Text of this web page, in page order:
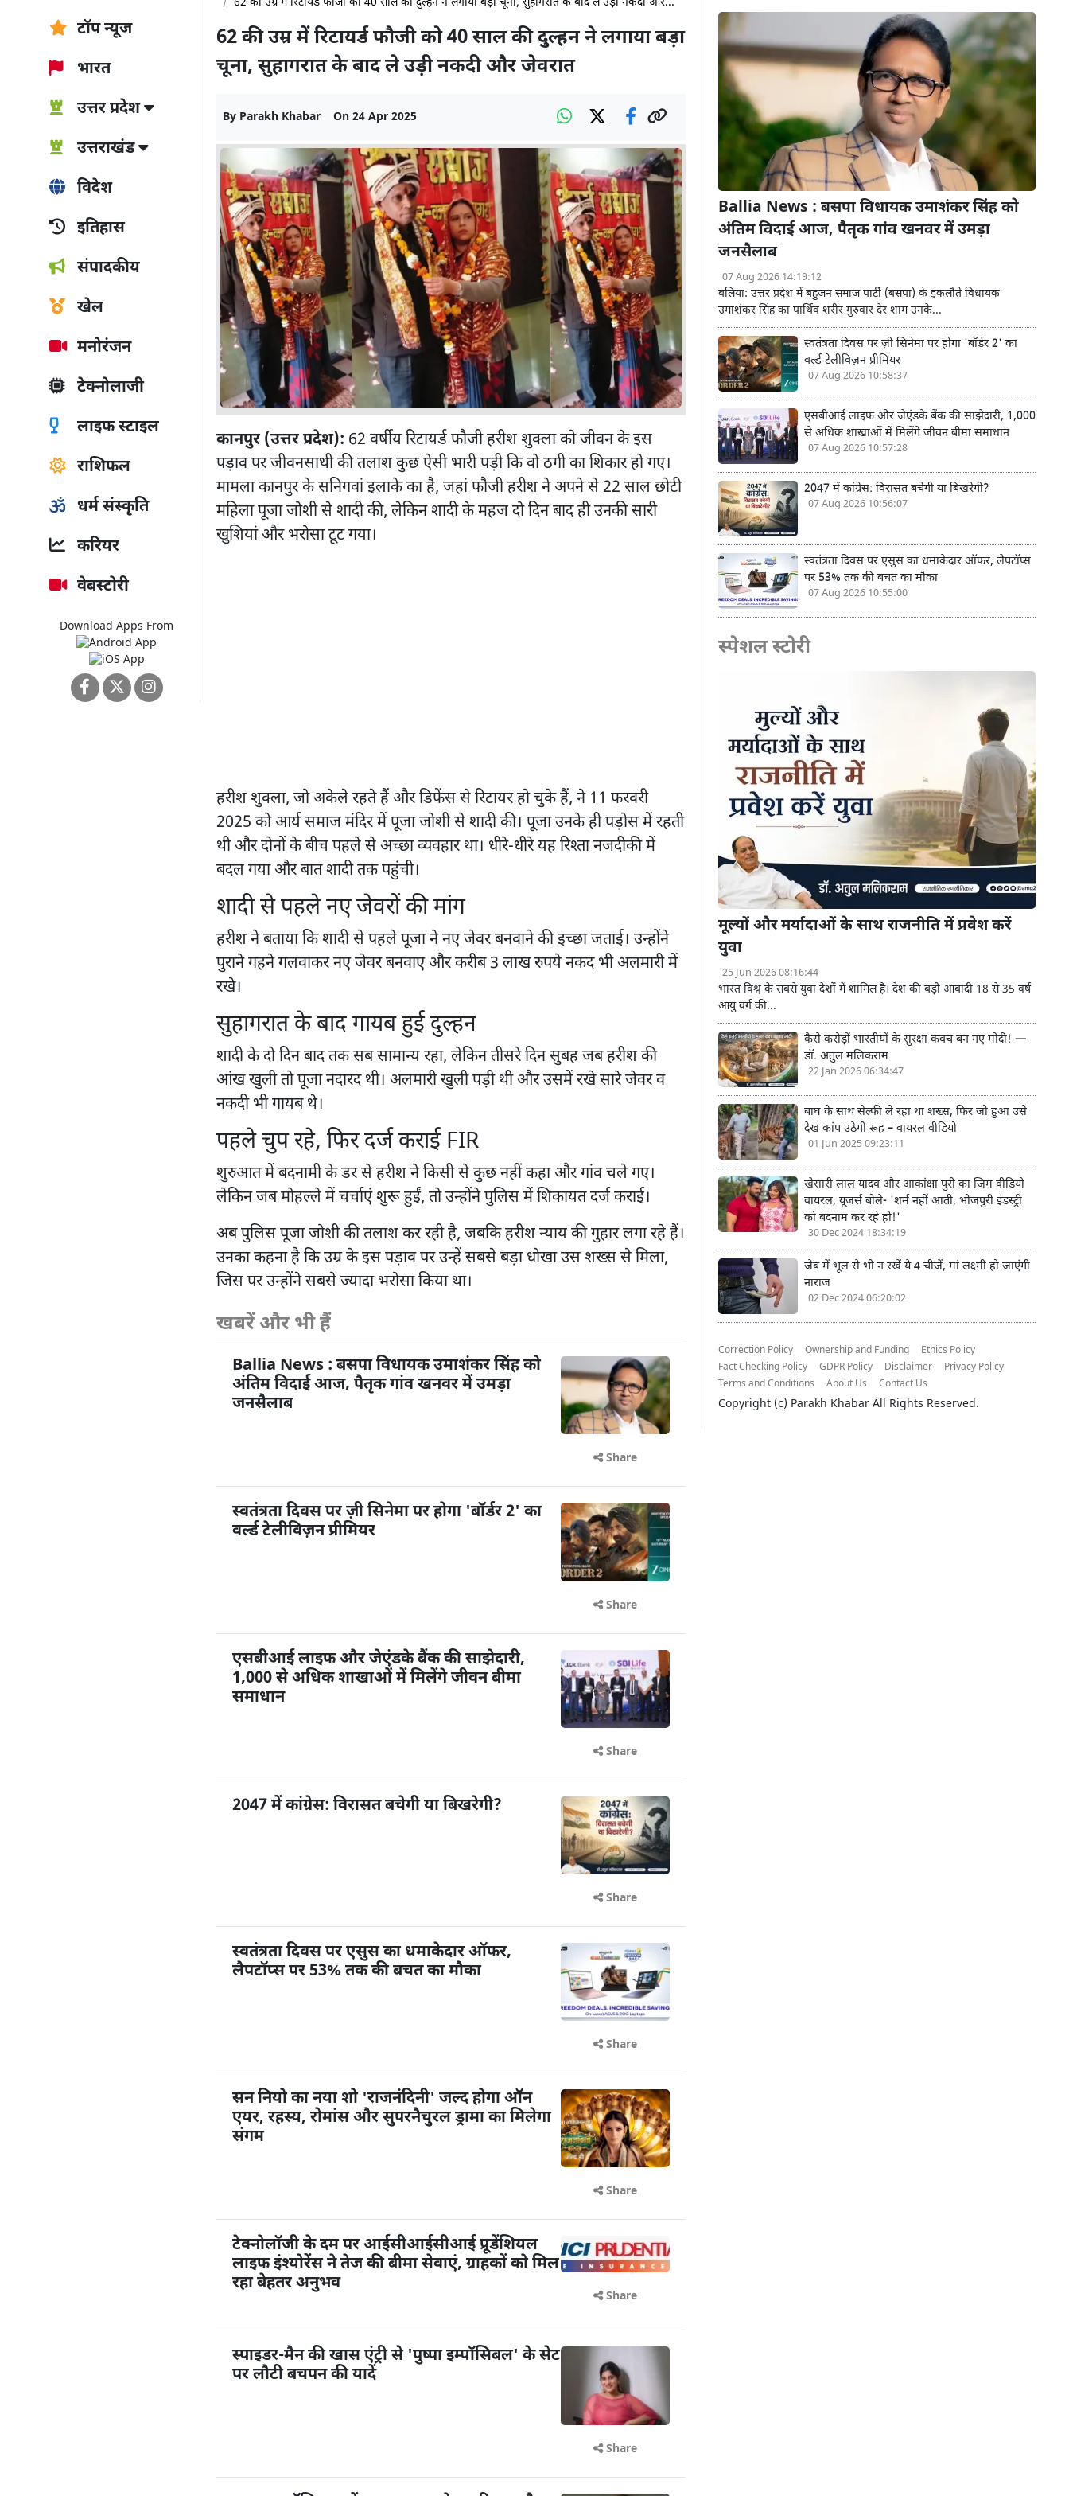
टॉप न्यूज
भारत
उत्तर प्रदेश
उत्तराखंड
विदेश
इतिहास
संपादकीय
खेल
मनोरंजन
टेक्नोलाजी
लाइफ स्टाइल
राशिफल
धर्म संस्कृति
करियर
वेबस्टोरी
Download Apps From
62 की उम्र में रिटायर्ड फौजी को 40 साल की दुल्हन ने लगाया बड़ा
चूना, सुहागरात के बाद ले उड़ी नकदी और जेवरात
By Parakh Khabar On 24 Apr 2025
कानपुर (उत्तर प्रदेश): 62 वर्षीय रिटायर्ड फौजी हरीश शुक्ला को जीवन के इस
पड़ाव पर जीवनसाथी की तलाश कुछ ऐसी भारी पड़ी कि वो ठगी का शिकार हो गए।
मामला कानपुर के सनिगवां इलाके का है, जहां फौजी हरीश ने अपने से 22 साल छोटी
महिला पूजा जोशी से शादी की, लेकिन शादी के महज दो दिन बाद ही उनकी सारी
खुशियां और भरोसा टूट गया।
हरीश शुक्ला, जो अकेले रहते हैं और डिफेंस से रिटायर हो चुके हैं, ने 11 फरवरी
2025 को आर्य समाज मंदिर में पूजा जोशी से शादी की। पूजा उनके ही पड़ोस में रहती
थी और दोनों के बीच पहले से अच्छा व्यवहार था। धीरे-धीरे यह रिश्ता नजदीकी में
बदल गया और बात शादी तक पहुंची।
शादी से पहले नए जेवरों की मांग
हरीश ने बताया कि शादी से पहले पूजा ने नए जेवर बनवाने की इच्छा जताई। उन्होंने
पुराने गहने गलवाकर नए जेवर बनवाए और करीब 3 लाख रुपये नकद भी अलमारी में
रखे।
सुहागरात के बाद गायब हुई दुल्हन
शादी के दो दिन बाद तक सब सामान्य रहा, लेकिन तीसरे दिन सुबह जब हरीश की
आंख खुली तो पूजा नदारद थी। अलमारी खुली पड़ी थी और उसमें रखे सारे जेवर व
नकदी भी गायब थे।
पहले चुप रहे, फिर दर्ज कराई FIR
शुरुआत में बदनामी के डर से हरीश ने किसी से कुछ नहीं कहा और गांव चले गए।
लेकिन जब मोहल्ले में चर्चाएं शुरू हुईं, तो उन्होंने पुलिस में शिकायत दर्ज कराई।
अब पुलिस पूजा जोशी की तलाश कर रही है, जबकि हरीश न्याय की गुहार लगा रहे हैं।
उनका कहना है कि उम्र के इस पड़ाव पर उन्हें सबसे बड़ा धोखा उस शख्स से मिला,
जिस पर उन्होंने सबसे ज्यादा भरोसा किया था।
खबरें और भी हैं
Ballia News : बसपा विधायक उमाशंकर सिंह को
अंतिम विदाई आज, पैतृक गांव खनवर में उमड़ा
जनसैलाब
Share
स्वतंत्रता दिवस पर ज़ी सिनेमा पर होगा 'बॉर्डर 2' का
वर्ल्ड टेलीविज़न प्रीमियर
Share
एसबीआई लाइफ और जेएंडके बैंक की साझेदारी,
1,000 से अधिक शाखाओं में मिलेंगे जीवन बीमा
समाधान
Share
2047 में कांग्रेस: विरासत बचेगी या बिखरेगी?
Share
स्वतंत्रता दिवस पर एसुस का धमाकेदार ऑफर,
लैपटॉप्स पर 53% तक की बचत का मौका
Share
सन नियो का नया शो 'राजनंदिनी' जल्द होगा ऑन
एयर, रहस्य, रोमांस और सुपरनैचुरल ड्रामा का मिलेगा
संगम
Share
टेक्नोलॉजी के दम पर आईसीआईसीआई प्रूडेंशियल
लाइफ इंश्योरेंस ने तेज की बीमा सेवाएं, ग्राहकों को मिल
रहा बेहतर अनुभव
Share
स्पाइडर-मैन की खास एंट्री से 'पुष्पा इम्पॉसिबल' के सेट
पर लौटी बचपन की यादें
Share
Ballia News : बसपा विधायक उमाशंकर सिंह को
अंतिम विदाई आज, पैतृक गांव खनवर में उमड़ा
जनसैलाब
07 Aug 2026 14:19:12
बलिया: उत्तर प्रदेश में बहुजन समाज पार्टी (बसपा) के इकलौते विधायक
उमाशंकर सिंह का पार्थिव शरीर गुरुवार देर शाम उनके...
स्वतंत्रता दिवस पर ज़ी सिनेमा पर होगा 'बॉर्डर 2' का
वर्ल्ड टेलीविज़न प्रीमियर
07 Aug 2026 10:58:37
एसबीआई लाइफ और जेएंडके बैंक की साझेदारी, 1,000
से अधिक शाखाओं में मिलेंगे जीवन बीमा समाधान
07 Aug 2026 10:57:28
2047 में कांग्रेस: विरासत बचेगी या बिखरेगी?
07 Aug 2026 10:56:07
स्वतंत्रता दिवस पर एसुस का धमाकेदार ऑफर, लैपटॉप्स
पर 53% तक की बचत का मौका
07 Aug 2026 10:55:00
स्पेशल स्टोरी
मूल्यों और मर्यादाओं के साथ राजनीति में प्रवेश करें
युवा
25 Jun 2026 08:16:44
भारत विश्व के सबसे युवा देशों में शामिल है। देश की बड़ी आबादी 18 से 35 वर्ष
आयु वर्ग की...
कैसे करोड़ों भारतीयों के सुरक्षा कवच बन गए मोदी! —
डॉ. अतुल मलिकराम
22 Jan 2026 06:34:47
बाघ के साथ सेल्फी ले रहा था शख्स, फिर जो हुआ उसे
देख कांप उठेगी रूह – वायरल वीडियो
01 Jun 2025 09:23:11
खेसारी लाल यादव और आकांक्षा पुरी का जिम वीडियो
वायरल, यूजर्स बोले- 'शर्म नहीं आती, भोजपुरी इंडस्ट्री
को बदनाम कर रहे हो!'
30 Dec 2024 18:34:19
जेब में भूल से भी न रखें ये 4 चीजें, मां लक्ष्मी हो जाएंगी
नाराज
02 Dec 2024 06:20:02
Correction Policy Ownership and Funding
Ethics Policy
Fact Checking Policy
GDPR Policy Disclaimer
Privacy Policy
Terms and Conditions
About Us Contact Us
Copyright (c) Parakh Khabar All Rights Reserved.